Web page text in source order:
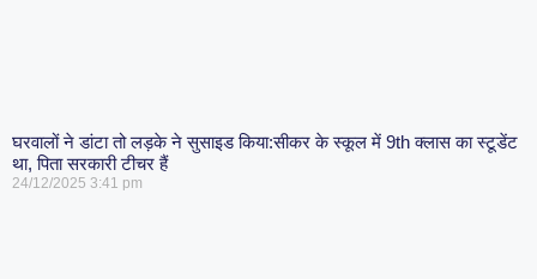
घरवालों ने डांटा तो लड़के ने सुसाइड किया:सीकर के स्कूल में 9th क्लास का स्टूडेंट
था, पिता सरकारी टीचर हैं
24/12/2025 3:41 pm